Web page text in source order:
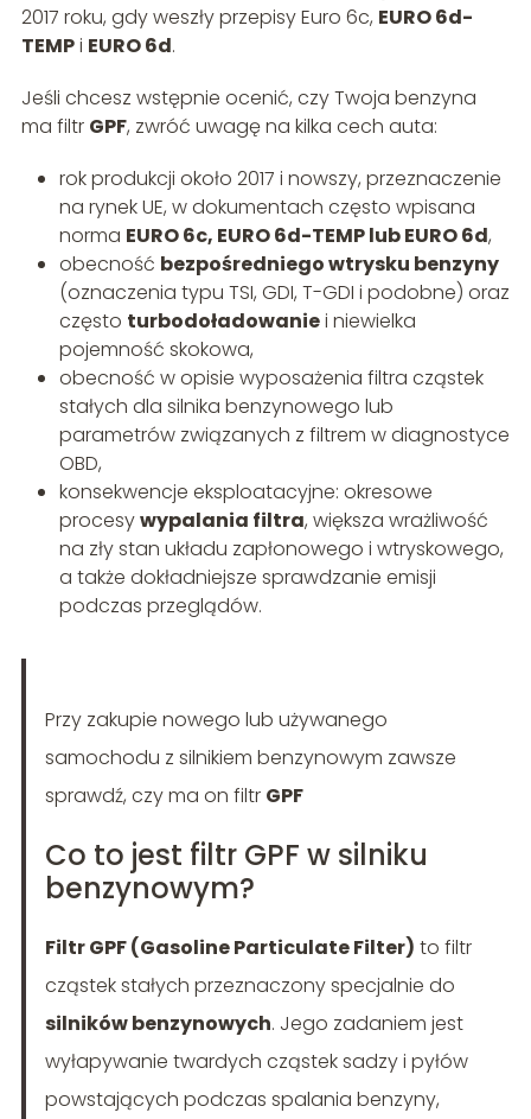
2017 roku, gdy weszły przepisy Euro 6c, EURO 6d-
TEMPi EURO 6d.
Jeśli chcesz wstępnie ocenić, czy Twoja benzyna
ma filtr GPF, zwróć uwagę na kilka cech auta:
rok produkcji około 2017 i nowszy, przeznaczenie
na rynek UE, w dokumentach często wpisana
norma EURO 6c, EURO 6d-TEMP lub EURO 6d,
obecność bezpośredniego wtrysku benzyny
(oznaczenia typu TSI, GDI, T-GDI i podobne) oraz
często turbodoładowaniei niewielka
pojemność skokowa,
obecność w opisie wyposażenia filtra cząstek
stałych dla silnika benzynowego lub
parametrów związanych z filtrem w diagnostyce
OBD,
konsekwencje eksploatacyjne: okresowe
procesywypalania filtra, większa wrażliwość
na zły stan układu zapłonowego i wtryskowego,
a także dokładniejsze sprawdzanie emisji
podczas przeglądów.
Przy zakupie nowego lub używanego
samochodu z silnikiem benzynowym zawsze
sprawdź, czy ma on filtr GPF
Co to jest filtr GPF w silniku
benzynowym?
Filtr GPF (Gasoline Particulate Filter) to filtr
cząstek stałych przeznaczony specjalnie do
silników benzynowych. Jego zadaniem jest
wyłapywanie twardych cząstek sadzy i pyłów
powstających podczas spalania benzyny,